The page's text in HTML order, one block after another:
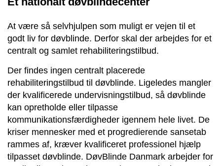
At være så selvhjulpen som muligt er vejen til et
godt liv for døvblinde. Derfor skal der arbejdes for et
centralt og samlet rehabiliteringstilbud.
Der findes ingen centralt placerede
rehabiliteringstilbud til døvblinde. Ligeledes mangler
der kvalificerede undervisningstilbud, så døvblinde
kan opretholde eller tilpasse
kommunikationsfærdigheder igennem hele livet. De
kriser mennesker med et progredierende sansetab
rammes af, kræver kvalificeret professionel hjælp
tilpasset døvblinde. DøvBlinde Danmark arbejder for